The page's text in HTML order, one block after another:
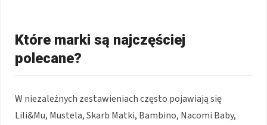
Które marki są najczęściej
polecane?
W niezależnych zestawieniach często pojawiają się
Lili&Mu, Mustela, Skarb Matki, Bambino, Nacomi Baby,